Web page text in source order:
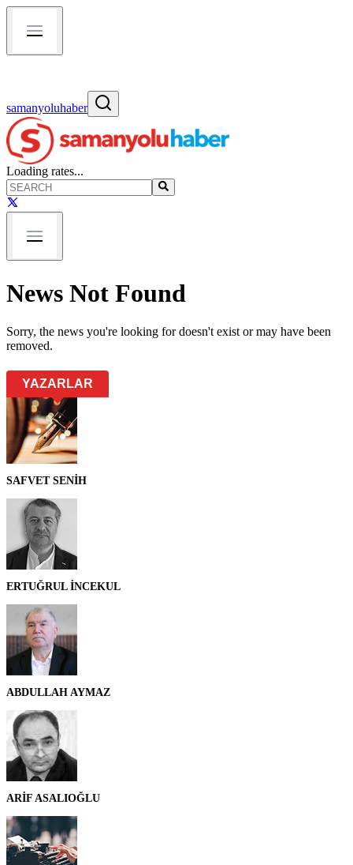
samanyoluhaber
Loading rates...
News Not Found
Sorry, the news you're looking for doesn't exist or may have been
removed.
YAZARLAR
SAFVET SENİH
ERTUĞRUL İNCEKUL
ABDULLAH AYMAZ
ARİF ASALIOĞLU